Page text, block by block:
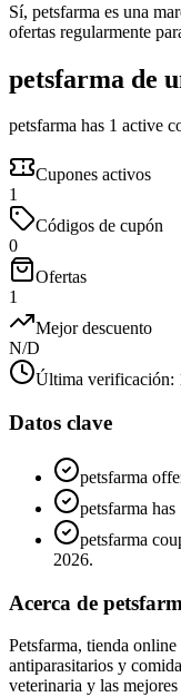
Sí, petsfarma es una
ofertas regularmente
petsfarma de
petsfarma has 1 active
Cupones activos
1
Códigos de cupón
0
Ofertas
1
Mejor descuento
N/D
Última verificación:
Datos clave
petsfarma
petsfarma
petsfarma
2026.
Acerca de
Petsfarma, tienda
antiparasitarios y
veterinaria y las